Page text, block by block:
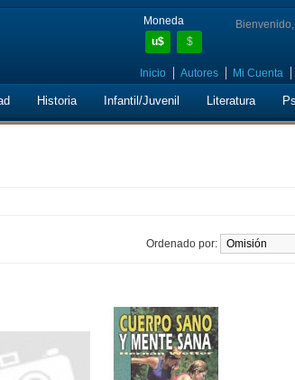
Moneda
u$
$
Bienvenido,
Inicio Autores Mi Cuenta
Historia Infantil/Juvenil Literatura
Ordenado por: